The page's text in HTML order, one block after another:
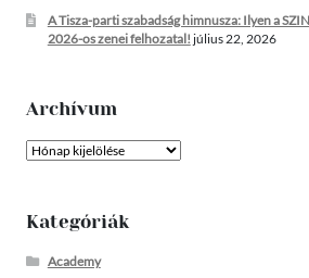
A Tisza-parti szabadság himnusza: Ilyen a
2026-os zenei felhozatal! július 22, 2026
Archívum
Archívum
Kategóriák
Academy